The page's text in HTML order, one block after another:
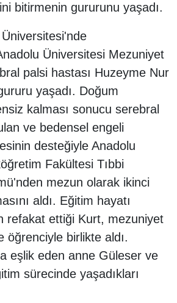
bitirmenin gururunu yaşadı.
Üniversitesi Mezuniyet
palsi hastası Huzeyme Nur
yaşadı. Doğum
kalması sonucu serebral
ve bedensel engeli
desteğiyle Anadolu
Fakültesi Tıbbi
mezun olarak ikinci
aldı. Eğitim hayatı
refakat ettiği Kurt, mezuniyet
öğrenciyle birlikte aldı.
eşlik eden anne Güleser ve
sürecinde yaşadıkları